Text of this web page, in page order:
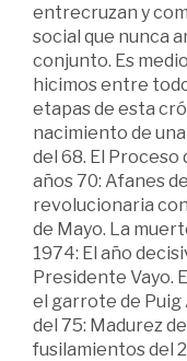
entrecruzan y
social que nunca
conjunto. Es
hicimos entre
etapas de esta
nacimiento de
del 68. El Proceso
años 70: Afanes
revolucionaria
de Mayo. La
1974: El año
Presidente Vayo.
el garrote de Puig
del 75: Madurez
fusilamientos del